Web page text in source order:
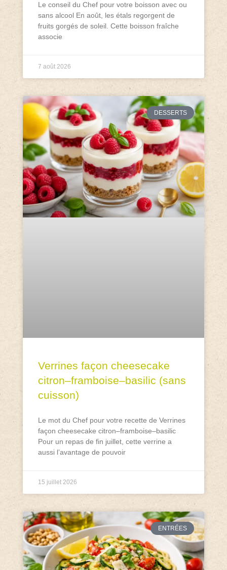
Le conseil du Chef pour votre boisson avec ou
sans alcool En août, les étals regorgent de
fruits gorgés de soleil. Cette boisson fraîche
associe
7 août 2026
DESSERTS
Verrines façon cheesecake
citron–framboise–basilic (sans
cuisson)
Le mot du Chef pour votre recette de Verrines
façon cheesecake citron–framboise–basilic
Pour un repas de fin juillet, cette verrine a
aussi l’avantage de pouvoir
15 juillet 2026
ENTRÉES